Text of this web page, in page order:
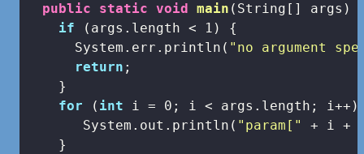
public
static void main (String[] args)
if (args.length < 1 ) {
      System.err.println(
"no argument
return ;
    }
for ( int i = 0 ; i < args.length;
       System.out.println(
"param[" + i +
    }